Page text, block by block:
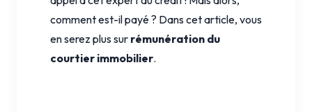
comment est-il payé ? Dans cet article, vous
en serez plus sur rémunération du
courtier immobilier.